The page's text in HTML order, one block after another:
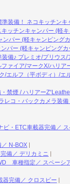
装備！ ネコキッチンキ
ッチンキャンパー (軽
パー (軽キャンピング
パー (軽キャンピングカ
備♪ プレミオ/プリウス
ァイア/マークX/ハリア
/エルフ（平ボディ）/
禁煙 / ハリアー
コ・バックカメラ装
・ETC車載器完備／
N-BOX
備／ デリカミニ
車種指定／ スペー
完備／ クロスビー